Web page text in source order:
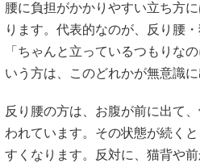
腰に負担がかかりやすい立ち方
ります。代表的なのが、反り腰
「ちゃんと立っているつもりな
いう方は、このどれかが無意識
反り腰の方は、お腹が前に出て
われています。その状態が続く
すくなります。反対に、猫背や